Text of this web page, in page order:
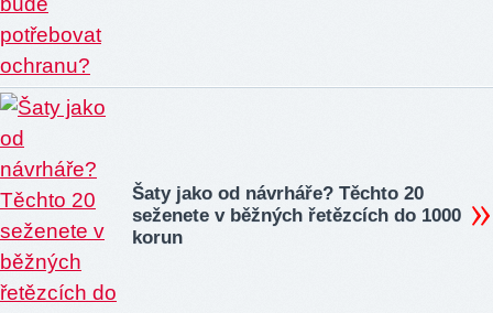
Šaty jako od návrháře? Těchto 20
seženete v běžných řetězcích do 1000
korun